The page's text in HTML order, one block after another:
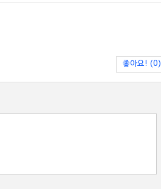
좋아요! (0)